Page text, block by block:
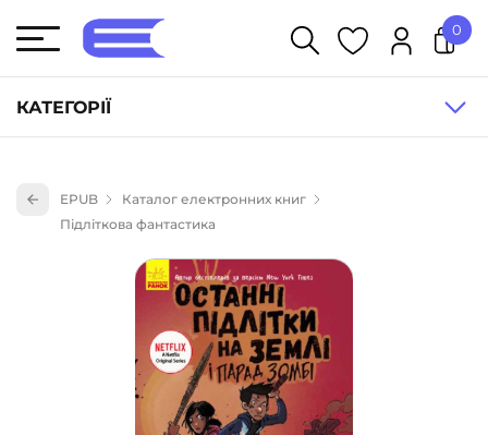
КАТЕГОРІЇ
Книги для дітей (836)
Науково-популярна література (1015)
Навчальна література та посібники (527)
Енциклопедії, довідники, словники (55)
Подарункові сертифікати (1)
0
EPUB
Каталог електронних книг
Підліткова фантастика